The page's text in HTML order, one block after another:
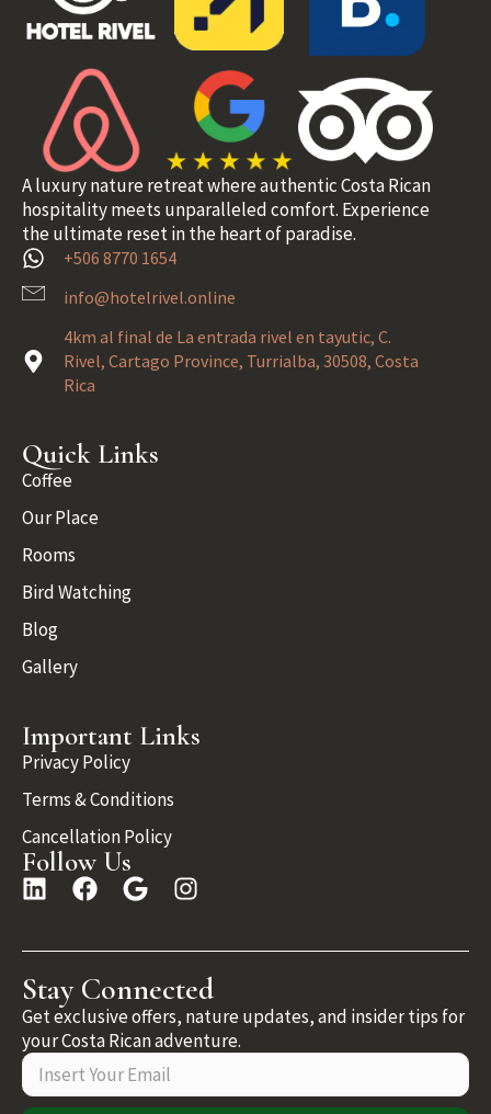
A luxury nature retreat where authentic Costa Rican
hospitality meets unparalleled comfort. Experience
the ultimate reset in the heart of paradise.
+506 8770 1654
info@hotelrivel.online
4km al final de La entrada rivel en tayutic, C.
Rivel, Cartago Province, Turrialba, 30508, Costa
Rica
Quick Links
Coffee
Our Place
Rooms
Bird Watching
Blog
Gallery
Important Links
Privacy Policy
Terms & Conditions
Cancellation Policy
Follow Us
Stay Connected
Get exclusive offers, nature updates, and insider tips for
your Costa Rican adventure.